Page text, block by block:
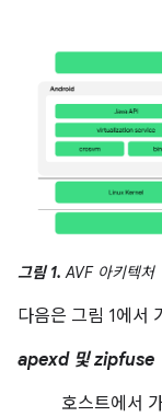
그림 1. AVF 아키텍처
다음은 그림 1에서
apexd 및 zipfuse
호스트에서